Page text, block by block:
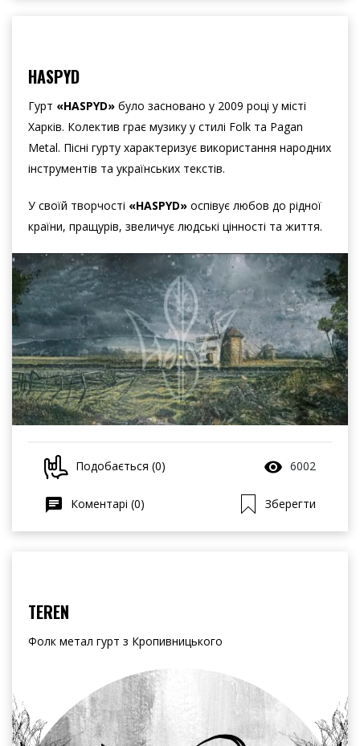
HASPYD
Гурт «HASPYD» було засновано у 2009 році у місті
Харків. Колектив грає музику у стилі Folk та Pagan
Мetal. Пісні гурту характеризує використання народних
інструментів та українських текстів.
У своїй творчості «HASPYD» оспівує любов до рідної
країни, пращурів, звеличує людські цінності та життя.
Подобається (0) 6002
Коментарі (0) Зберегти
TEREN
Фолк метал гурт з Кропивницького